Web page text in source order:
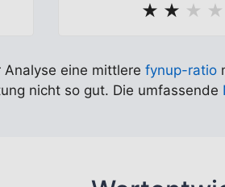
★ ★ ★ ★
eine mittlere fynup-ratio
nicht so gut. Die umfassende